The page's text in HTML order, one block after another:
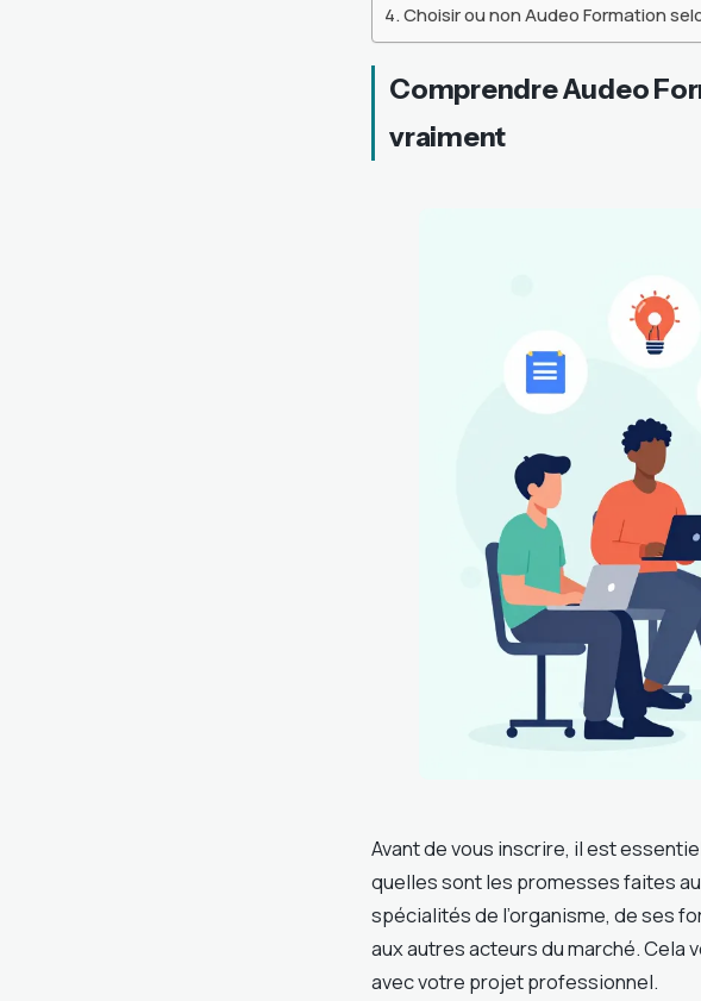
Choisir ou non Audeo Formation
Comprendre Audeo
vraiment
Avant de vous inscrire, il est
quelles sont les promesses faites
spécialités de l’organisme, de ses
aux autres acteurs du marché. Cela
avec votre projet professionnel.